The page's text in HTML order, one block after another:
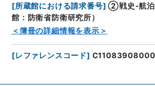
[所蔵館における請求番号] ②戦史-航泊
館：防衛省防衛研究所）
＜簿冊の詳細情報を表示＞
[レファレンスコード] C11083908000